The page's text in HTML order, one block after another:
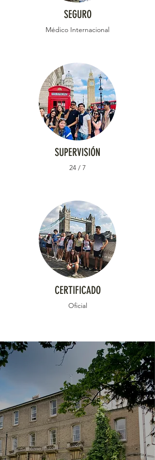
SEGURO
Médico Internacional
SUPERVISIÓN
24 / 7
CERTIFICADO
Oficial